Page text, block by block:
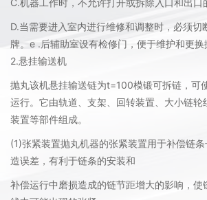
C.机器工作时，不允许打开或拆除入口和出口
D.当需要进入室内进行维修和调整时，必须切
牌。e .后辅助室设有检修门，便于维护和更换
2.悬挂输送机
抛丸该机悬挂输送链为t=100模锻可拆链，可
运行。它由轨道、支架、回转装置、大小链轮
装置等部件组成。
(1)张紧装置抛丸机器的张紧装置用于补偿链
造误差，有利于链条的安装和
补偿运行中磨损造成的链节距增大的影响，使